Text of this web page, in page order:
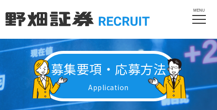
MENU
募集要項・応募方法
Application